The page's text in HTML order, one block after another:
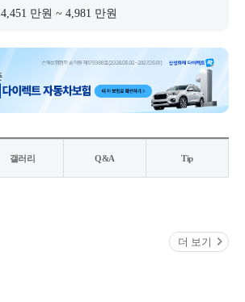
4,451 만원 ~ 4,981 만원
갤러리 Q&A Tip
더 보기